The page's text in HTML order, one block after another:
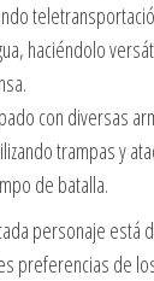
haciéndolo
con diversas
trampas y
de batalla.
personaje está
preferencias de